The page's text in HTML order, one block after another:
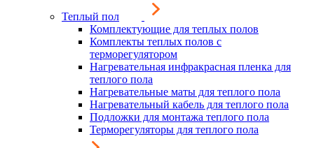
Теплый пол
Комплектующие для теплых полов
Комплекты теплых полов с
терморегулятором
Нагревательная инфракрасная пленка для
теплого пола
Нагревательные маты для теплого пола
Нагревательный кабель для теплого пола
Подложки для монтажа теплого пола
Терморегуляторы для теплого пола